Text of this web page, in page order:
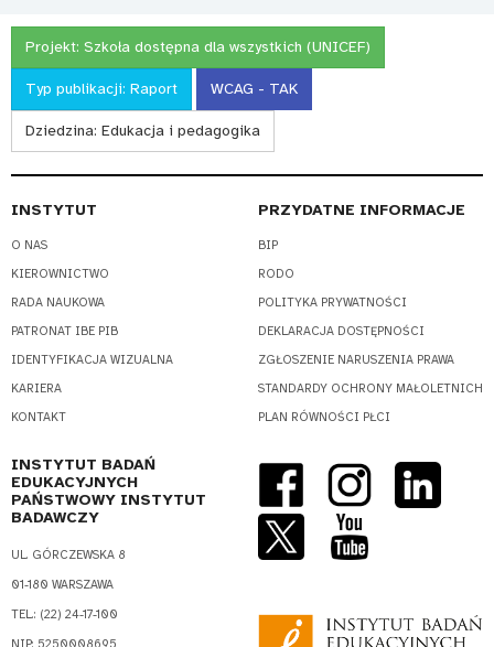
Projekt: Szkoła dostępna dla wszystkich (UNICEF)
Typ publikacji: Raport WCAG - TAK
Dziedzina: Edukacja i pedagogika
INSTYTUT
O NAS
KIEROWNICTWO
RADA NAUKOWA
PATRONAT IBE PIB
IDENTYFIKACJA WIZUALNA
KARIERA
KONTAKT
PRZYDATNE INFORMACJE
BIP
RODO
POLITYKA PRYWATNOŚCI
DEKLARACJA DOSTĘPNOŚCI
ZGŁOSZENIE NARUSZENIA PRAWA
STANDARDY OCHRONY MAŁOLETNICH
PLAN RÓWNOŚCI PŁCI
INSTYTUT BADAŃ
EDUKACYJNYCH
PAŃSTWOWY INSTYTUT
BADAWCZY
UL. GÓRCZEWSKA 8
01-180 WARSZAWA
TEL.: (22) 24-17-100